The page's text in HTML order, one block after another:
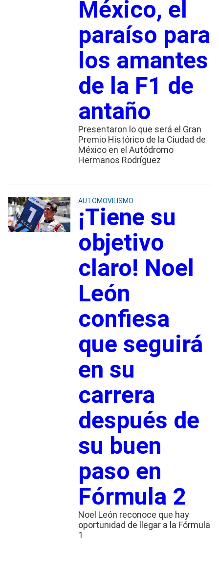
México, el
paraíso para
los amantes
de la F1 de
antaño
Presentaron lo que será el Gran
Premio Histórico de la Ciudad de
México en el Autódromo
Hermanos Rodríguez
AUTOMOVILISMO
¡Tiene su
objetivo
claro! Noel
León
confiesa
que seguirá
en su
carrera
después de
su buen
paso en
Fórmula 2
Noel León reconoce que hay
oportunidad de llegar a la Fórmula
1